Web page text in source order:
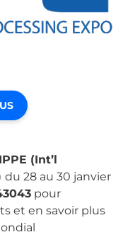
IPPE (Int’l
du 28 au 30 janvier
pour
et en savoir plus